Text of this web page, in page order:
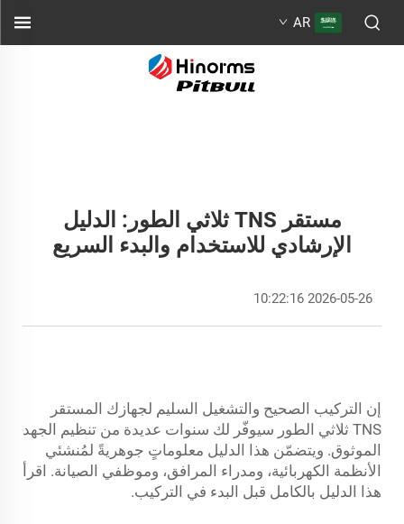
AR
مستقر TNS ثلاثي الطور: الدليل
الإرشادي للاستخدام والبدء السريع
2026-05-26 10:22:16
إن التركيب الصحيح والتشغيل السليم لجهازك المستقر
TNS ثلاثي الطور سيوفّر لك سنوات عديدة من تنظيم الجهد
الموثوق. ويتضمّن هذا الدليل معلوماتٍ جوهريةً لمُنشئي
الأنظمة الكهربائية، ومدراء المرافق، وموظفي الصيانة. اقرأ
هذا الدليل بالكامل قبل البدء في التركيب.